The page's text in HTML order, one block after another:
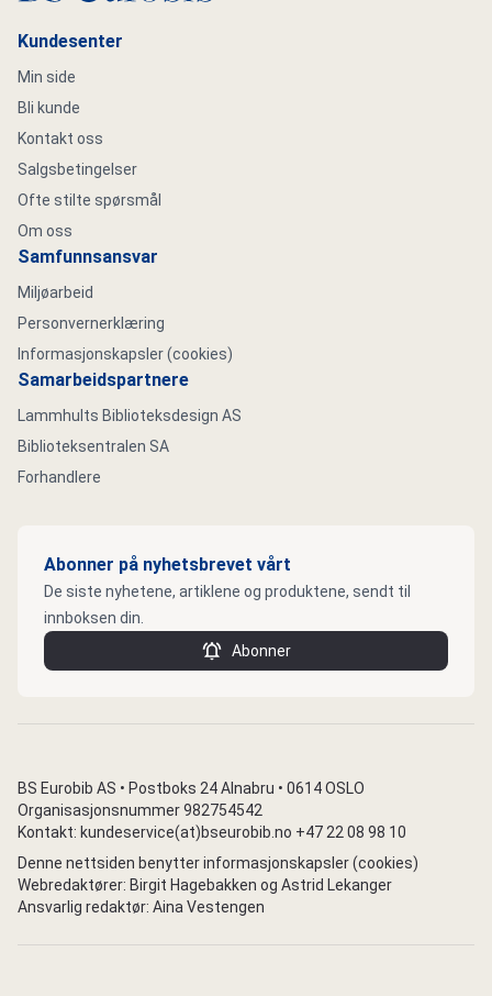
Kundesenter
Min side
Bli kunde
Kontakt oss
Salgsbetingelser
Ofte stilte spørsmål
Om oss
Samfunnsansvar
Miljøarbeid
Personvernerklæring
Informasjonskapsler (cookies)
Samarbeidspartnere
Lammhults Biblioteksdesign AS
Biblioteksentralen SA
Forhandlere
Abonner på nyhetsbrevet vårt
De siste nyhetene, artiklene og produktene, sendt til
innboksen din.
Abonner
BS Eurobib AS • Postboks 24 Alnabru • 0614 OSLO
Organisasjonsnummer 982754542
Kontakt: kundeservice(at)bseurobib.no +47 22 08 98 10
Denne nettsiden benytter informasjonskapsler (cookies)
Webredaktører: Birgit Hagebakken og Astrid Lekanger
Ansvarlig redaktør: Aina Vestengen